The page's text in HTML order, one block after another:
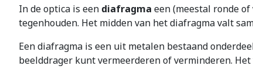
In de optica is een diafragma een (meestal ronde
tegenhouden. Het midden van het diafragma valt
Een diafragma is een uit metalen bestaand
beelddrager kunt vermeerderen of verminderen.